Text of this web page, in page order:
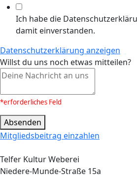
Ich habe die
damit einverstanden.
Datenschutzerklärung anzeigen
Willst du uns noch etwas mitteilen?
*erforderliches Feld
Absenden
Mitgliedsbeitrag einzahlen
Telfer Kultur Weberei
Niedere-Munde-Straße 15a